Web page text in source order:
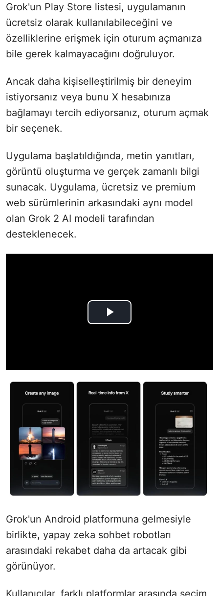
Grok'un Play Store listesi, uygulamanın
ücretsiz olarak kullanılabileceğini ve
özelliklerine erişmek için oturum açmanıza
bile gerek kalmayacağını doğruluyor.
Ancak daha kişiselleştirilmiş bir deneyim
istiyorsanız veya bunu X hesabınıza
bağlamayı tercih ediyorsanız, oturum açmak
bir seçenek.
Uygulama başlatıldığında, metin yanıtları,
görüntü oluşturma ve gerçek zamanlı bilgi
sunacak. Uygulama, ücretsiz ve premium
web sürümlerinin arkasındaki aynı model
olan Grok 2 AI modeli tarafından
desteklenecek.
Grok'un Android platformuna gelmesiyle
birlikte, yapay zeka sohbet robotları
arasındaki rekabet daha da artacak gibi
görünüyor.
Kullanıcılar, farklı platformlar arasında seçim